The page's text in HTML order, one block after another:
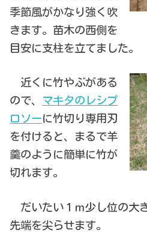
季節風がかなり強く吹
きます。苗木の西側を
目安に支柱を立てました。
近くに竹やぶがある
ので、 マキタのレシプ
ロソーに竹切り専用刃
を付けると、まるで羊
羹のように簡単に竹が
切れます。
だいたい１ｍ少し位の大
先端を尖らせます。